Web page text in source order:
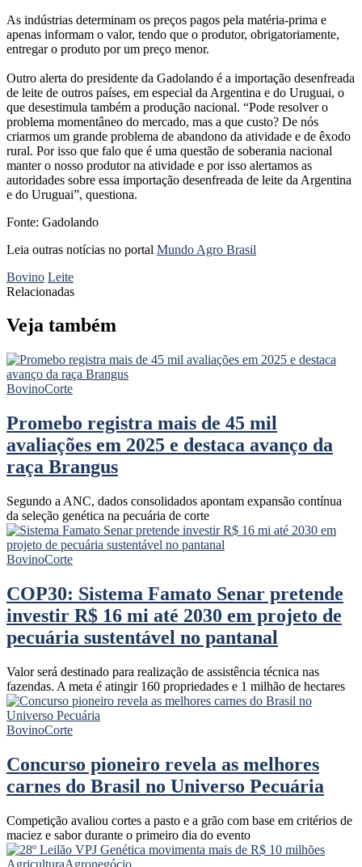
As indústrias determinam os preços pagos pela matéria-prima e
apenas informam o valor, tendo que o produtor, obrigatoriamente,
entregar o produto por um preço menor.
Outro alerta do presidente da Gadolando é a importação desenfreada
de leite de outros países, em especial da Argentina e do Uruguai, o
que desestimula também a produção nacional. “Pode resolver o
problema momentâneo do mercado, mas a que custo? De nós
criarmos um grande problema de abandono da atividade e de êxodo
rural. Por isso que falo que é uma questão de soberania nacional
manter o nosso produtor na atividade e por isso alertamos as
autoridades sobre essa importação desenfreada de leite da Argentina
e do Uruguai”, questiona.
Fonte: Gadolando
Leia outras notícias no portal Mundo Agro Brasil
Bovino Leite
Relacionadas
Veja também
BovinoCorte
Promebo registra mais de 45 mil
avaliações em 2025 e destaca avanço da
raça Brangus
Segundo a ANC, dados consolidados apontam expansão contínua
da seleção genética na pecuária de corte
BovinoCorte
COP30: Sistema Famato Senar pretende
investir R$ 16 mi até 2030 em projeto de
pecuária sustentável no pantanal
Valor será destinado para realização de assistência técnica nas
fazendas. A meta é atingir 160 propriedades e 1 milhão de hectares
BovinoCorte
Concurso pioneiro revela as melhores
carnes do Brasil no Universo Pecuária
Competição avaliou cortes a pasto e a grão com base em critérios de
maciez e sabor durante o primeiro dia do evento
AgriculturaAgronegócio